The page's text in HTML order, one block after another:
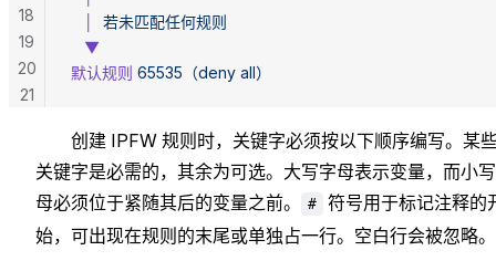
  若未匹配任何规则
   ▼
默认规则 65535（deny all）
18
19
20
21
创建 IPFW 规则时，关键字必须按以下顺序编写。某
关键字是必需的，其余为可选。大写字母表示变量，而小
母必须位于紧随其后的变量之前。
#
符号用于标记注释的
始，可出现在规则的末尾或单独占一行。空白行会被忽略。